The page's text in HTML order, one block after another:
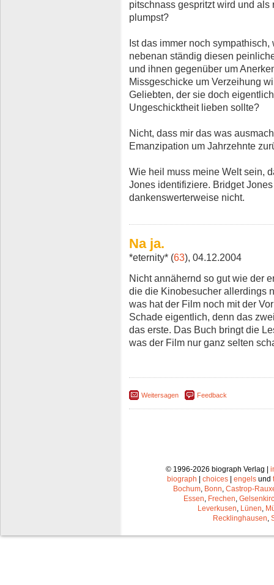
pitschnass gespritzt wird und
plumpst?
Ist das immer noch
nebenan ständig diesen
und ihnen gegenüber um
Missgeschicke um Verzeihung
Geliebten, der sie doch
Ungeschicktheit lieben sollte?
Nicht, dass mir das was
Emanzipation um Jahrzehnte
Wie heil muss meine Welt sein,
Jones identifiziere. Bridget
dankenswerterweise nicht.
Na ja.
*eternity* (63), 04.12.2004
Nicht annähernd so gut wie der
die die Kinobesucher allerdings
was hat der Film noch mit der
Schade eigentlich, denn das
das erste. Das Buch bringt die
was der Film nur ganz selten
Weitersagen Feedback
© 1996-2026 biograph Verlag |
biograph
choices engels und
Bochum, Bonn, Castrop-
Essen, Frechen,
Leverkusen, Lünen,
Recklinghausen,